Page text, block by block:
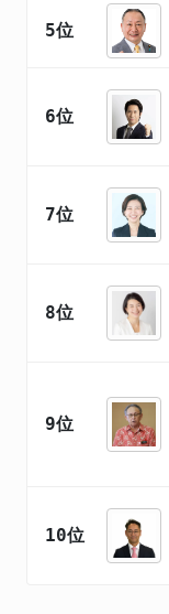
5位
6位
7位
8位
9位
10位